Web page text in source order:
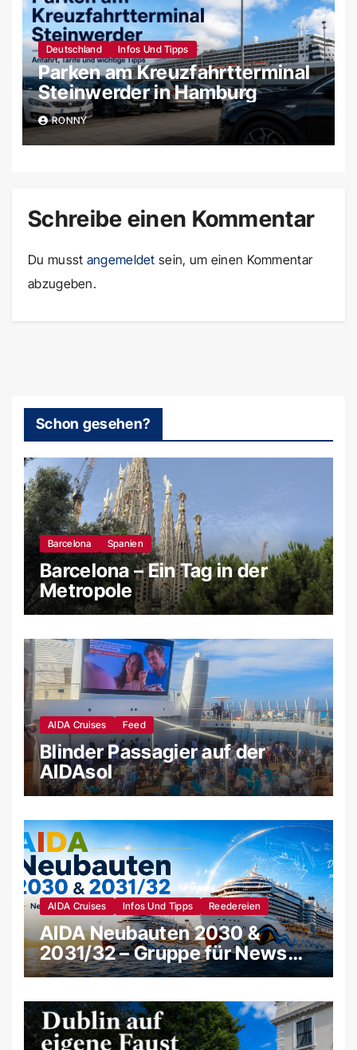
Deutschland Infos Und Tipps
Parken am Kreuzfahrtterminal
Steinwerder in Hamburg
RONNY
Schreibe einen Kommentar
Du musst angemeldet sein, um einen Kommentar
abzugeben.
Schon gesehen?
Barcelona Spanien
Barcelona – Ein Tag in der
Metropole
AIDA Cruises Feed
Blinder Passagier auf der
AIDAsol
AIDA Cruises Infos Und Tipps Reedereien
AIDA Neubauten 2030 &
2031/32 – Gruppe für News
und Gerüchte